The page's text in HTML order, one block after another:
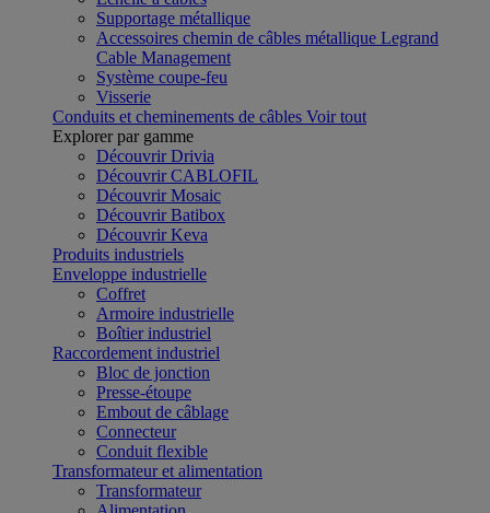
Supportage métallique
Accessoires chemin de câbles métallique Legrand
Cable Management
Système coupe-feu
Visserie
Conduits et cheminements de câbles Voir tout
Explorer par gamme
Découvrir Drivia
Découvrir CABLOFIL
Découvrir Mosaic
Découvrir Batibox
Découvrir Keva
Produits industriels
Enveloppe industrielle
Coffret
Armoire industrielle
Boîtier industriel
Raccordement industriel
Bloc de jonction
Presse-étoupe
Embout de câblage
Connecteur
Conduit flexible
Transformateur et alimentation
Transformateur